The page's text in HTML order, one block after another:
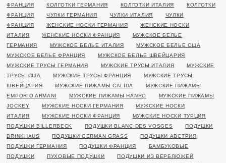
ФРАНЦИЯ
КОЛГОТКИ ГЕРМАНИЯ КОЛГОТКИ ИТАЛИЯ
КОЛГОТКИ
ФРАНЦИЯ
ЧУЛКИ ГЕРМАНИЯ ЧУЛКИ ИТАЛИЯ
ЧУЛКИ
ФРАНЦИЯ
ЖЕНСКИЕ НОСКИ ГЕРМАНИЯ
ЖЕНСКИЕ НОСКИ
ИТАЛИЯ
ЖЕНСКИЕ НОСКИ ФРАНЦИЯ
МУЖСКОЕ БЕЛЬЕ
ГЕРМАНИЯ
МУЖСКОЕ БЕЛЬЕ ИТАЛИЯ
МУЖСКОЕ БЕЛЬЕ США
МУЖСКОЕ БЕЛЬЕ ФРАНЦИЯ
МУЖСКОЕ БЕЛЬЕ ШВЕЙЦАРИЯ
МУЖСКИЕ ТРУСЫ ГЕРМАНИЯ
МУЖСКИЕ ТРУСЫ ИТАЛИЯ
МУЖСКИЕ
ТРУСЫ США
МУЖСКИЕ ТРУСЫ ФРАНЦИЯ
МУЖСКИЕ ТРУСЫ
ШВЕЙЦАРИЯ
МУЖСКИЕ ПИЖАМЫ CALIDA
МУЖСКИЕ ПИЖАМЫ
EMPORIO ARMANI
МУЖСКИЕ ПИЖАМЫ HANRO
МУЖСКИЕ ПИЖАМЫ
JOCKEY
МУЖСКИЕ НОСКИ ГЕРМАНИЯ
МУЖСКИЕ НОСКИ
ИТАЛИЯ
МУЖСКИЕ НОСКИ ФРАНЦИЯ
МУЖСКИЕ НОСКИ ТУРЦИЯ
ПОДУШКИ BILLERBECK
ПОДУШКИ BLANC DES VOSGES
ПОДУШКИ
BRINKHAUS
ПОДУШКИ GERMAN GRASS
ПОДУШКИ АВСТРИЯ
ПОДУШКИ ГЕРМАНИЯ
ПОДУШКИ ФРАНЦИЯ
БАМБУКОВЫЕ
ПОДУШКИ
ПУХОВЫЕ ПОДУШКИ
ПОДУШКИ ИЗ ВЕРБЛЮЖЕЙ